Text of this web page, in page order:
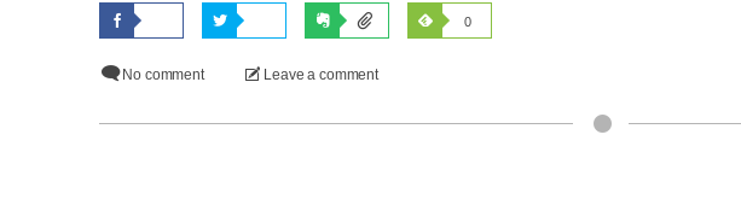
0
No comment Leave a comment